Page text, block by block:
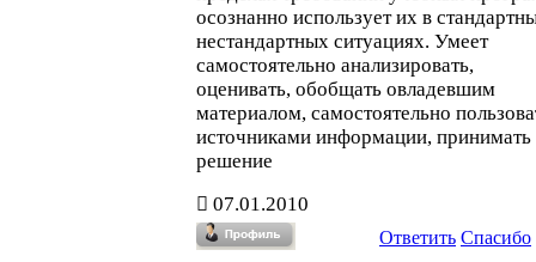
осознанно использует их в
нестандартных ситуациях. Умеет
самостоятельно анализировать,
оценивать, обобщать овладевшим
материалом, самостоятельно
источниками информации, принимать
решение
07.01.2010
Ответить Спасибо